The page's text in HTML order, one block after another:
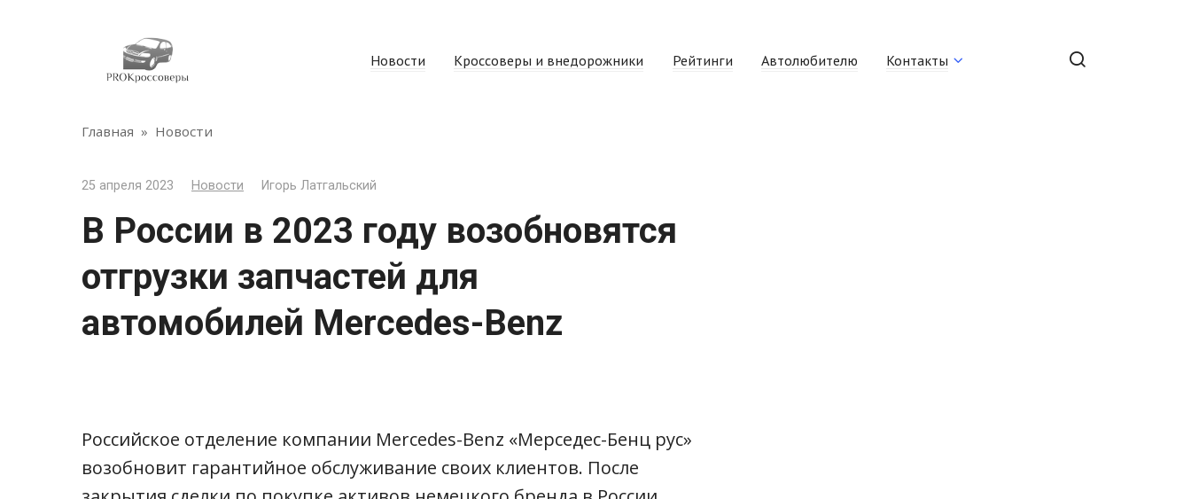
Новости Кроссоверы и внедорожники Рейтинги Автолюбителю Контакты
Главная » Новости
25 апреля 2023 Новости Игорь Латгальский
В России в 2023 году возобновятся
отгрузки запчастей для
автомобилей Mercedes-Benz
Российское отделение компании Mercedes-Benz «Мерседес-Бенц рус»
возобновит гарантийное обслуживание своих клиентов. После